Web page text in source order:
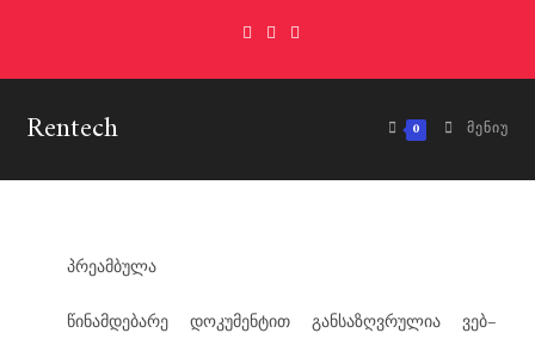
Rentech 0 ᲛᲔᲜᲘᲣ
პრეამბულა
წინამდებარე დოკუმენტით განსაზღვრულია ვებ–